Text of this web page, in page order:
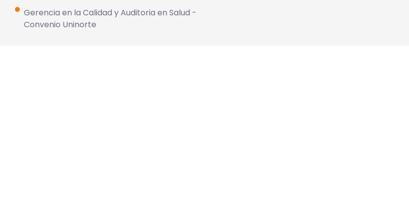
Gerencia en la Calidad y Auditoria en Salud -
Convenio Uninorte